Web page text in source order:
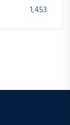
1,453